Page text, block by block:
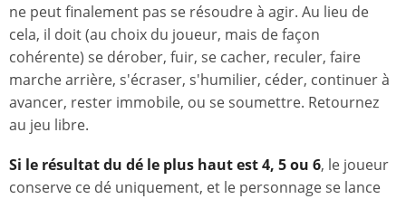
ne peut finalement pas se résoudre à agir. Au lieu de
cela, il doit (au choix du joueur, mais de façon
cohérente) se dérober, fuir, se cacher, reculer, faire
marche arrière, s'écraser, s'humilier, céder, continuer à
avancer, rester immobile, ou se soumettre. Retournez
au jeu libre.
Si le résultat du dé le plus haut est 4, 5 ou 6, le joueur
conserve ce dé uniquement, et le personnage se lance